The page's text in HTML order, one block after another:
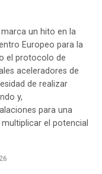
en una
entre los que
alto nivel
defensiva de la
Cuando lo
colaterales
dolor en el lugar
mucho en los
de
través
el
un hito en la
Europeo para la
el protocolo de
aceleradores de
de realizar
y,
para una
el potencial